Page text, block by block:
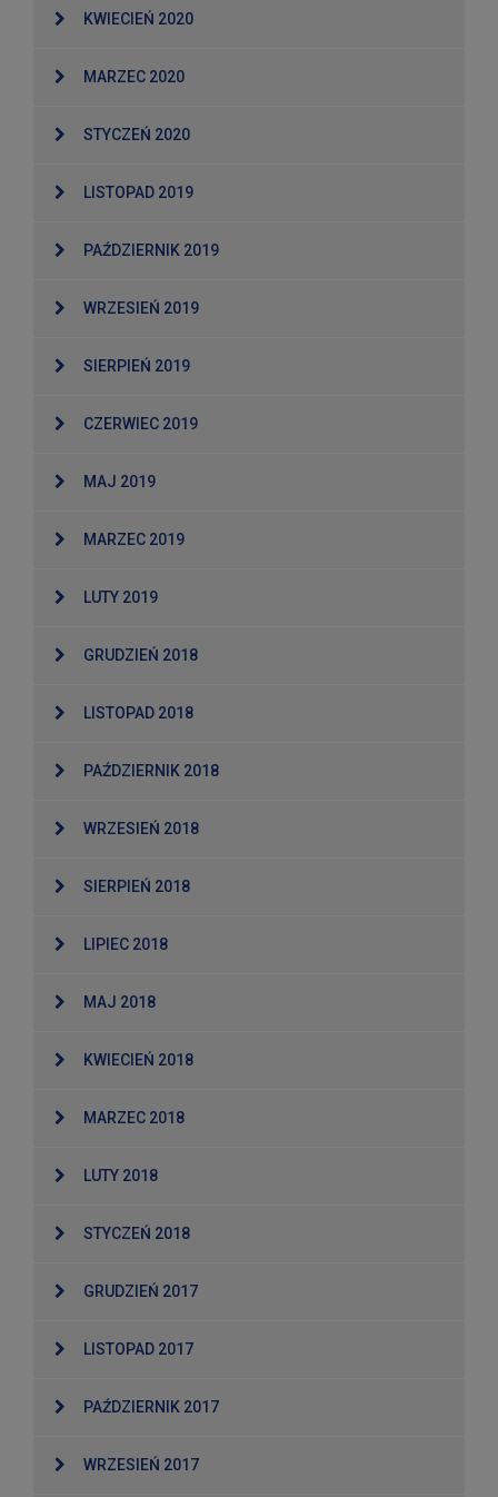
KWIECIEŃ 2020
MARZEC 2020
STYCZEŃ 2020
LISTOPAD 2019
PAŹDZIERNIK 2019
WRZESIEŃ 2019
SIERPIEŃ 2019
CZERWIEC 2019
MAJ 2019
MARZEC 2019
LUTY 2019
GRUDZIEŃ 2018
LISTOPAD 2018
PAŹDZIERNIK 2018
WRZESIEŃ 2018
SIERPIEŃ 2018
LIPIEC 2018
MAJ 2018
KWIECIEŃ 2018
MARZEC 2018
LUTY 2018
STYCZEŃ 2018
GRUDZIEŃ 2017
LISTOPAD 2017
PAŹDZIERNIK 2017
WRZESIEŃ 2017